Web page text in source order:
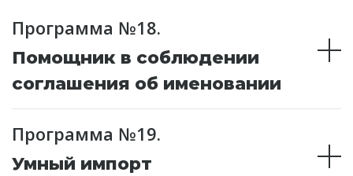
Программа №18.
Помощник в соблюдении
соглашения об именовании
Программа №19.
Умный импорт